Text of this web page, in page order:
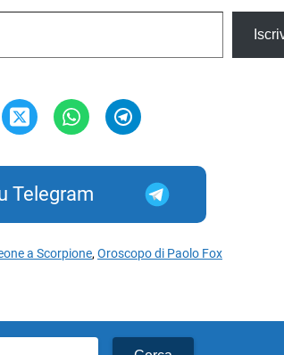
Telegram
a Scorpione,Oroscopo di Paolo Fox